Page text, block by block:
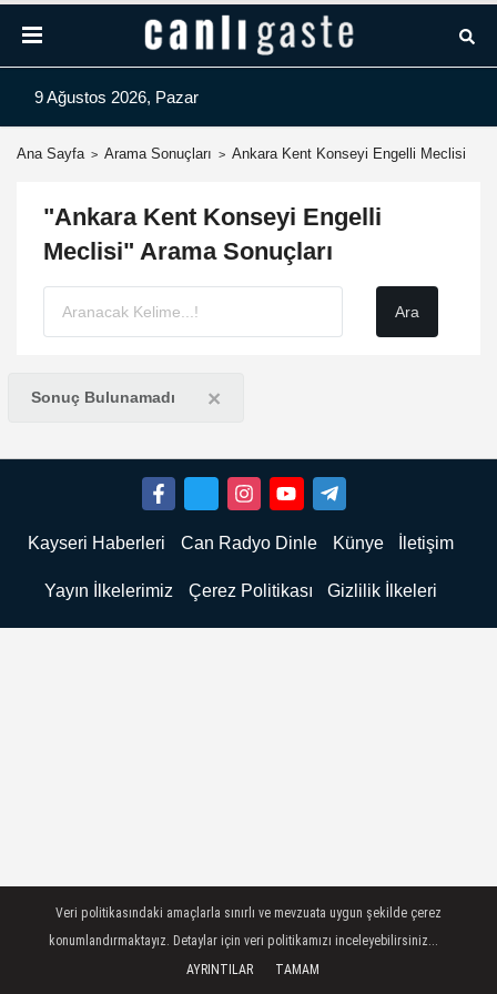
9 Ağustos 2026, Pazar
Ana Sayfa Arama Sonuçları Ankara Kent Konseyi Engelli Meclisi
"Ankara Kent Konseyi Engelli
Meclisi" Arama Sonuçları
Sonuç Bulunamadı ×
Kayseri Haberleri Can Radyo Dinle Künye İletişim
Yayın İlkelerimiz Çerez Politikası Gizlilik İlkeleri
Veri politikasındaki amaçlarla sınırlı ve mevzuata uygun şekilde çerez
konumlandırmaktayız. Detaylar için veri politikamızı inceleyebilirsiniz...
AYRINTILAR
TAMAM